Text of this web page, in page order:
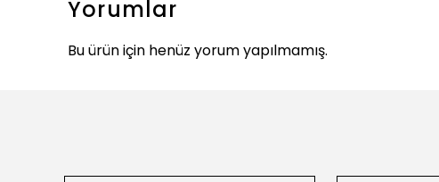
Yorumlar
Bu ürün için henüz yorum yapılmamış.